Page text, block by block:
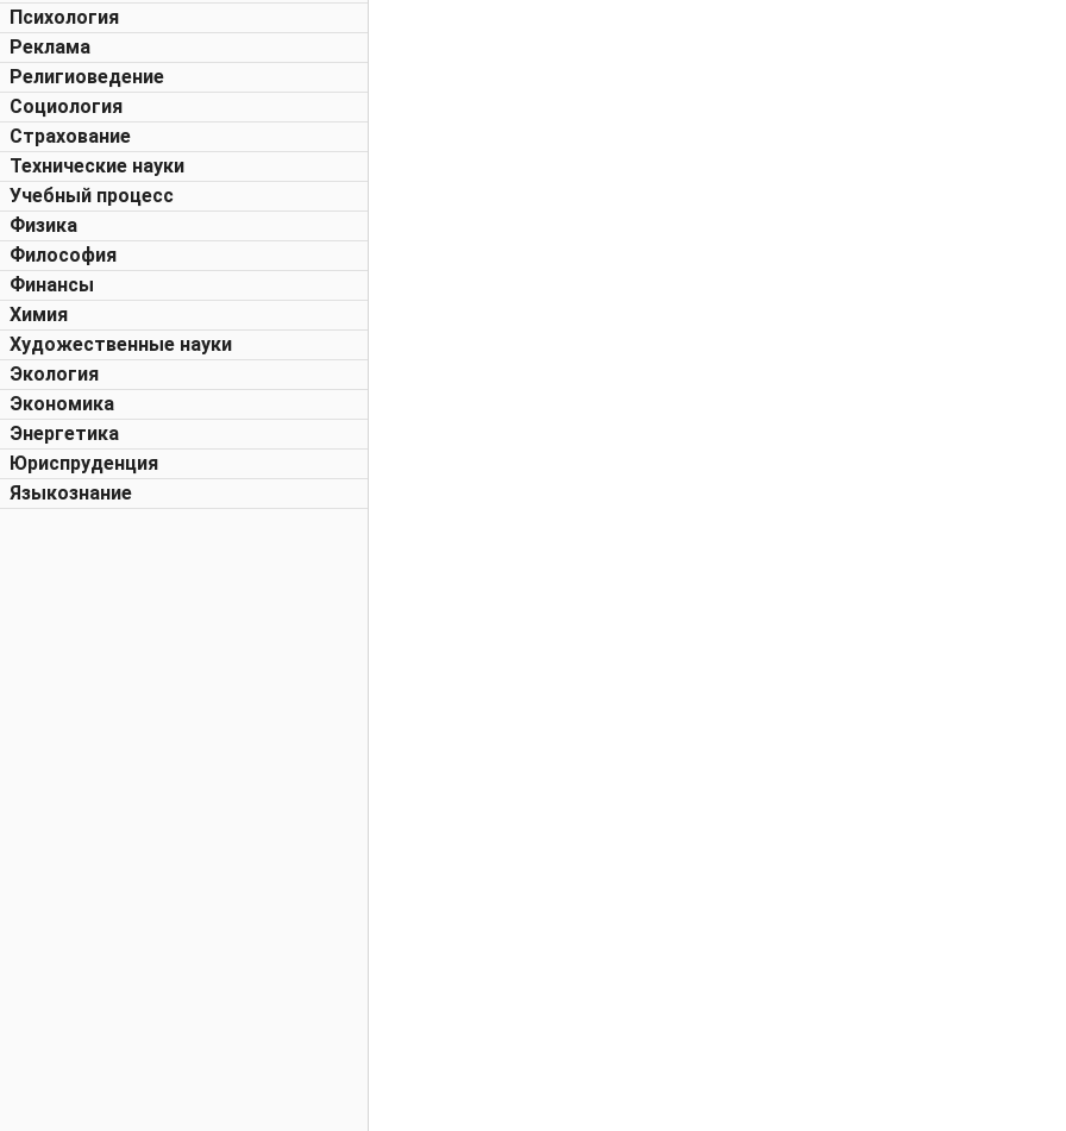
Психология
Реклама
Религиоведение
Социология
Страхование
Технические науки
Учебный процесс
Физика
Философия
Финансы
Химия
Художественные науки
Экология
Экономика
Энергетика
Юриспруденция
Языкознание